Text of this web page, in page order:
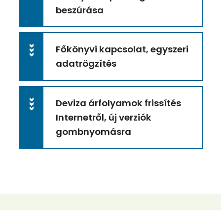
beszúrása
>>>
Főkönyvi kapcsolat, egyszeri
adatrögzítés
>>>
Deviza árfolyamok frissítés
Internetről, új verziók
gombnyomásra